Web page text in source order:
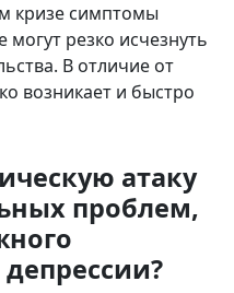
кризе симптомы
резко исчезнуть
В отличие от
возникает и быстро
атаку
проблем,